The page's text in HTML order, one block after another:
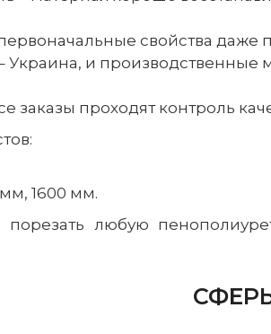
свойства
Украина, и
заказы проходят контроль
1600 мм.
любую